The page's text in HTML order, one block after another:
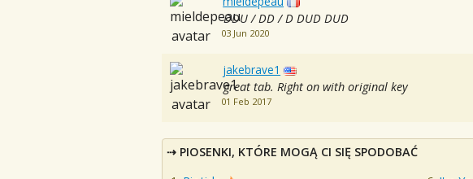
DDU / DD / D DUD DUD
03 Jun 2020
jakebrave1
great tab. Right on with original key
01 Feb 2017
PIOSENKI, KTÓRE MOGĄ CI SIĘ SPODOBAĆ